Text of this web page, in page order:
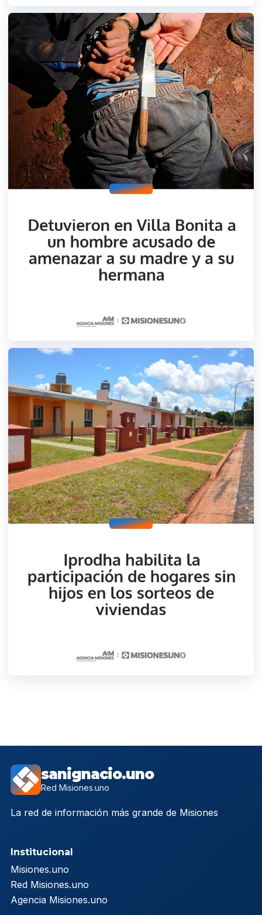
sanignacio.uno
Red Misiones.uno
La red de información más grande de Misiones
Institucional
Misiones.uno
Red Misiones.uno
Agencia Misiones.uno